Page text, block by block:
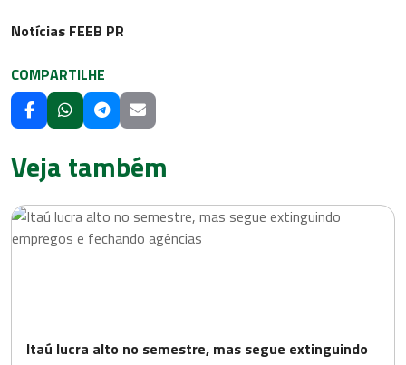
Notícias FEEB PR
COMPARTILHE
Veja também
Itaú lucra alto no semestre, mas segue extinguindo